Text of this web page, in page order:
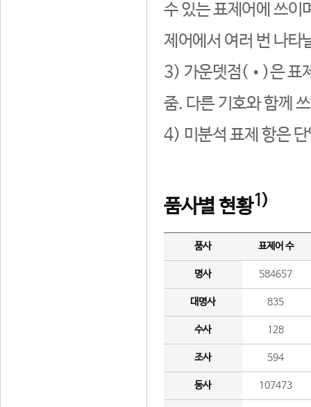
수 있는 표제어에 쓰이
제어에서 여러 번 나타
3) 가운뎃점(•)은 표
줌. 다른 기호와 함께
4) 미분석 표제 항은
품사별 현황1)
품사 표제어 수
명사 584657
대명사 835
수사 128
조사 594
동사 107473